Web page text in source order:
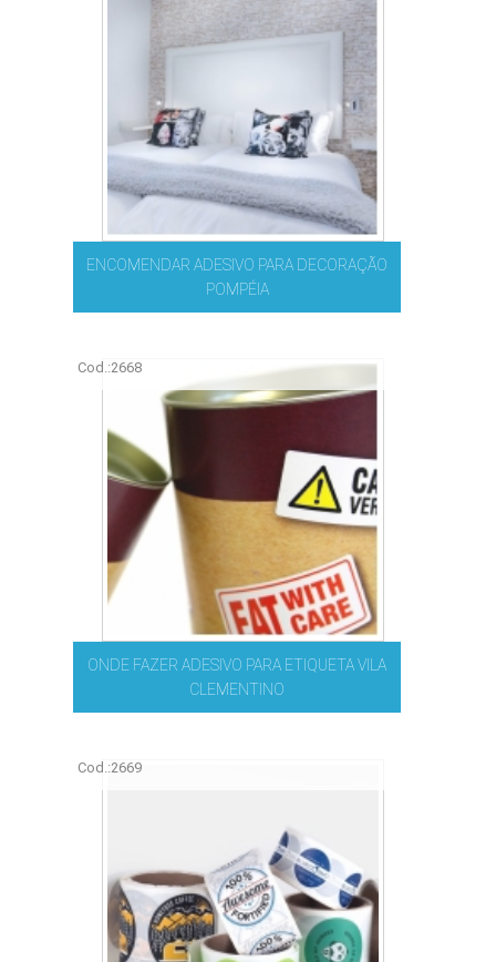
ENCOMENDAR ADESIVO PARA DECORAÇÃO
POMPÉIA
Cod.:2668
ONDE FAZER ADESIVO PARA ETIQUETA VILA
CLEMENTINO
Cod.:2669